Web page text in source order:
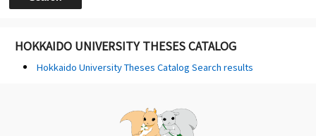
HOKKAIDO UNIVERSITY THESES CATALOG
Hokkaido University Theses Catalog Search results